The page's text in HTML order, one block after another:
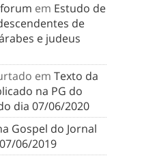
em Estudo de
de
e judeus
em Texto da
na PG do
dia 07/06/2020
Gospel do Jornal
06/2019